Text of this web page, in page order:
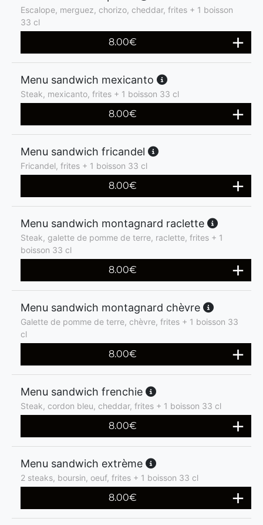
Escalope, merguez, chorizo, cheddar, frites + 1 boisson
33 cl
8.00€
Menu sandwich mexicanto
Steak, mexicanto, frites + 1 boisson 33 cl
8.00€
Menu sandwich fricandel
Fricandel, frites + 1 boisson 33 cl
8.00€
Menu sandwich montagnard raclette
Steak, galette de pomme de terre, raclette, frites + 1
boisson 33 cl
8.00€
Menu sandwich montagnard chèvre
Galette de pomme de terre, chèvre, frites + 1 boisson 33
cl
8.00€
Menu sandwich frenchie
Steak, cordon bleu, cheddar, frites + 1 boisson 33 cl
8.00€
Menu sandwich extrème
2 steaks, boursin, oeuf, frites + 1 boisson 33 cl
8.00€